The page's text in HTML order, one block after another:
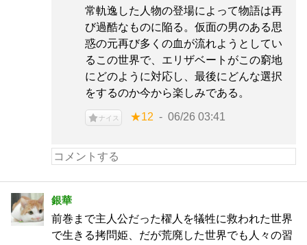
常軌逸した人物の登場によって物語は再
び過酷なものに陥る。仮面の男のある思
惑の元再び多くの血が流れようとしてい
るこの世界で、エリザベートがこの窮地
にどのように対応し、最後にどんな選択
をするのか今から楽しみである。
ナイス ★12 06/26 03:41
銀華
前巻まで主人公だった櫂人を犠牲に救われた世界
で生きる拷問姫、だが荒廃した世界でも人々の習